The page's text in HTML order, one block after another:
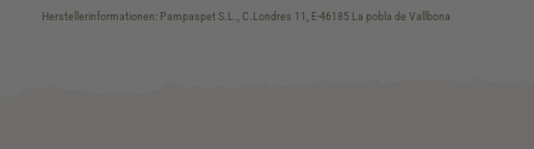
Herstellerinformationen: Pampaspet S.L., C.Londres 11, E-46185 La pobla de Vallbona